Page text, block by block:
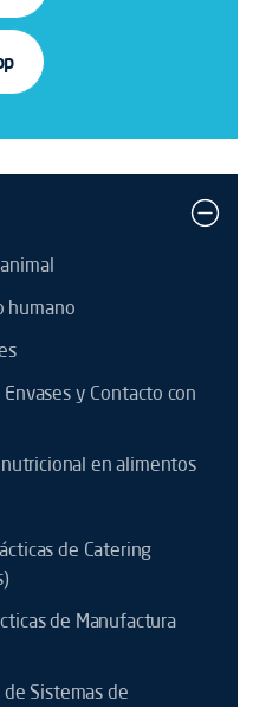
humano
y Contacto con
en alimentos
de Catering
de Manufactura
Sistemas de